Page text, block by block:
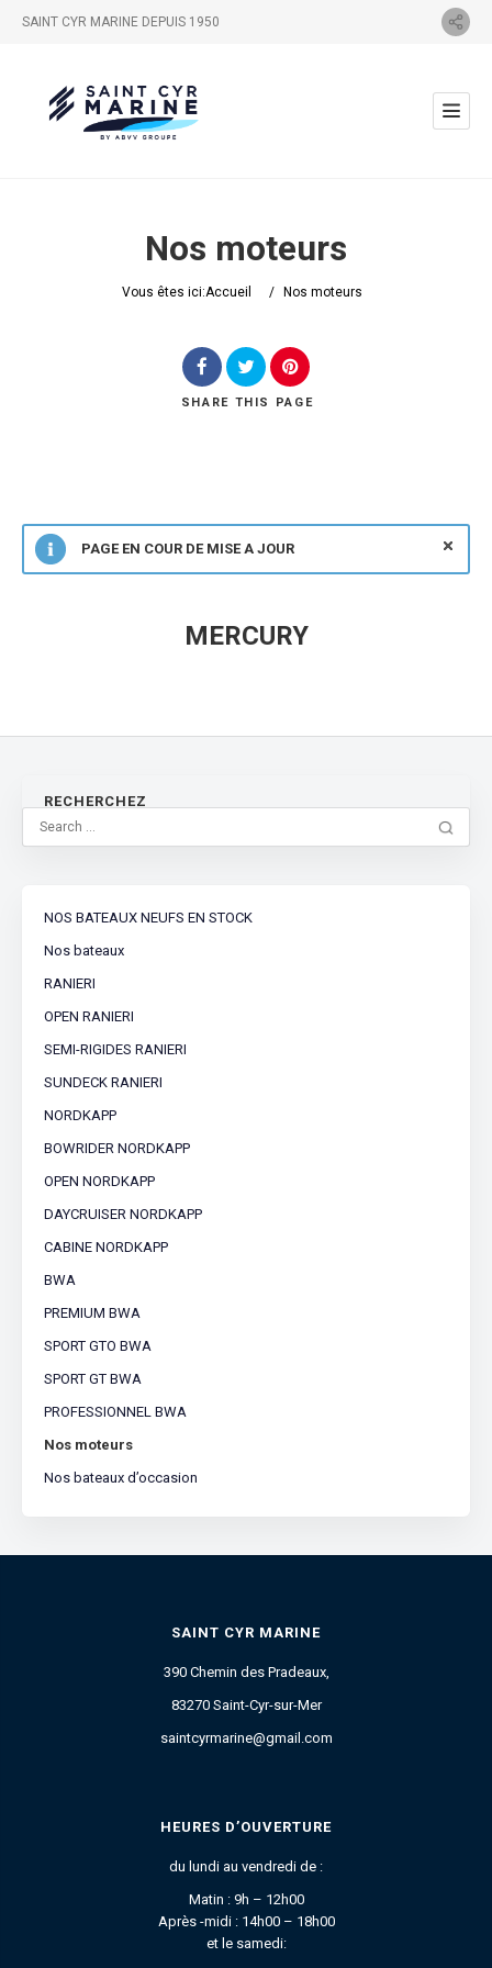
SAINT CYR MARINE DEPUIS 1950
Nos moteurs
Vous êtes ici:Accueil / Nos moteurs
SHARE THIS PAGE
PAGE EN COUR DE MISE A JOUR
MERCURY
RECHERCHEZ
NOS BATEAUX NEUFS EN STOCK
Nos bateaux
RANIERI
OPEN RANIERI
SEMI-RIGIDES RANIERI
SUNDECK RANIERI
NORDKAPP
BOWRIDER NORDKAPP
OPEN NORDKAPP
DAYCRUISER NORDKAPP
CABINE NORDKAPP
BWA
PREMIUM BWA
SPORT GTO BWA
SPORT GT BWA
PROFESSIONNEL BWA
Nos moteurs
Nos bateaux d’occasion
SAINT CYR MARINE
390 Chemin des Pradeaux,
83270 Saint-Cyr-sur-Mer
saintcyrmarine@gmail.com
HEURES D’OUVERTURE
du lundi au vendredi de :
Matin : 9h – 12h00
Après -midi : 14h00 – 18h00
et le samedi: